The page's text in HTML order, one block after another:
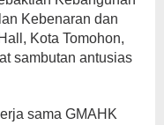
Kebenaran dan
Kota Tomohon,
sambutan antusias
sama GMAHK